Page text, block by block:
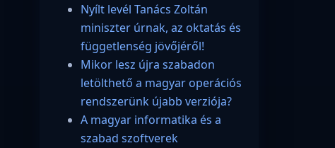
Nyílt levél Tanács Zoltán
miniszter úrnak, az oktatás és
függetlenség jövőjéről!
Mikor lesz újra szabadon
letölthető a magyar operációs
rendszerünk újabb verziója?
A magyar informatika és a
szabad szoftverek